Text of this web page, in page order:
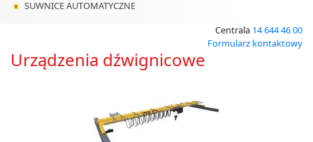
SUWNICE AUTOMATYCZNE
Centrala 14 644 46 00
Formularz kontaktowy
Urządzenia dźwignicowe